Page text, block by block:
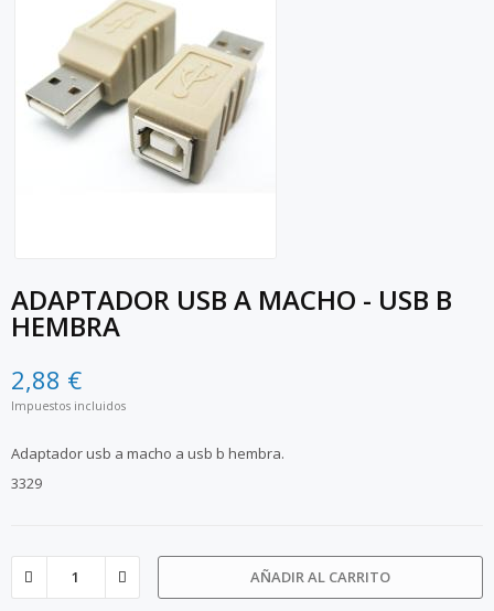
ADAPTADOR USB A MACHO - USB B
HEMBRA
2,88 €
Impuestos incluidos
Adaptador usb a macho a usb b hembra.
3329
AÑADIR AL CARRITO